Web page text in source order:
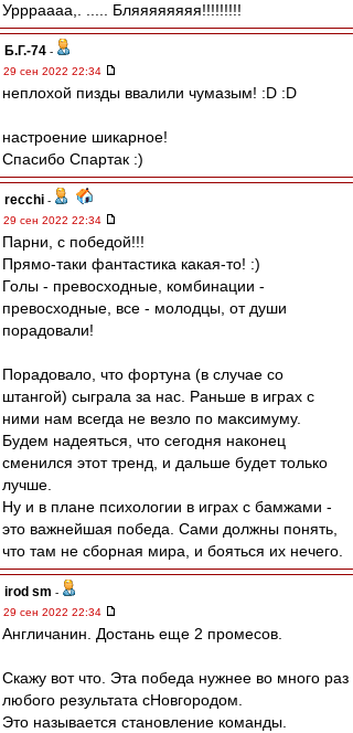
Уррраааа,. ..... Бляяяяяяяя!!!!!!!!!
Б.Г.-74 -
29 сен 2022 22:34
неплохой пизды ввалили чумазым! :D :D
настроение шикарное!
Спасибо Спартак :)
recchi -
29 сен 2022 22:34
Парни, с победой!!!
Прямо-таки фантастика какая-то! :)
Голы - превосходные, комбинации -
превосходные, все - молодцы, от души
порадовали!
Порадовало, что фортуна (в случае со
штангой) сыграла за нас. Раньше в играх с
ними нам всегда не везло по максимуму.
Будем надеяться, что сегодня наконец
сменился этот тренд, и дальше будет только
лучше.
Ну и в плане психологии в играх с бамжами -
это важнейшая победа. Сами должны понять,
что там не сборная мира, и бояться их нечего.
irod sm -
29 сен 2022 22:34
Англичанин. Достань еще 2 промесов.
Скажу вот что. Эта победа нужнее во много раз
любого результата сНовгородом.
Это называется становление команды.